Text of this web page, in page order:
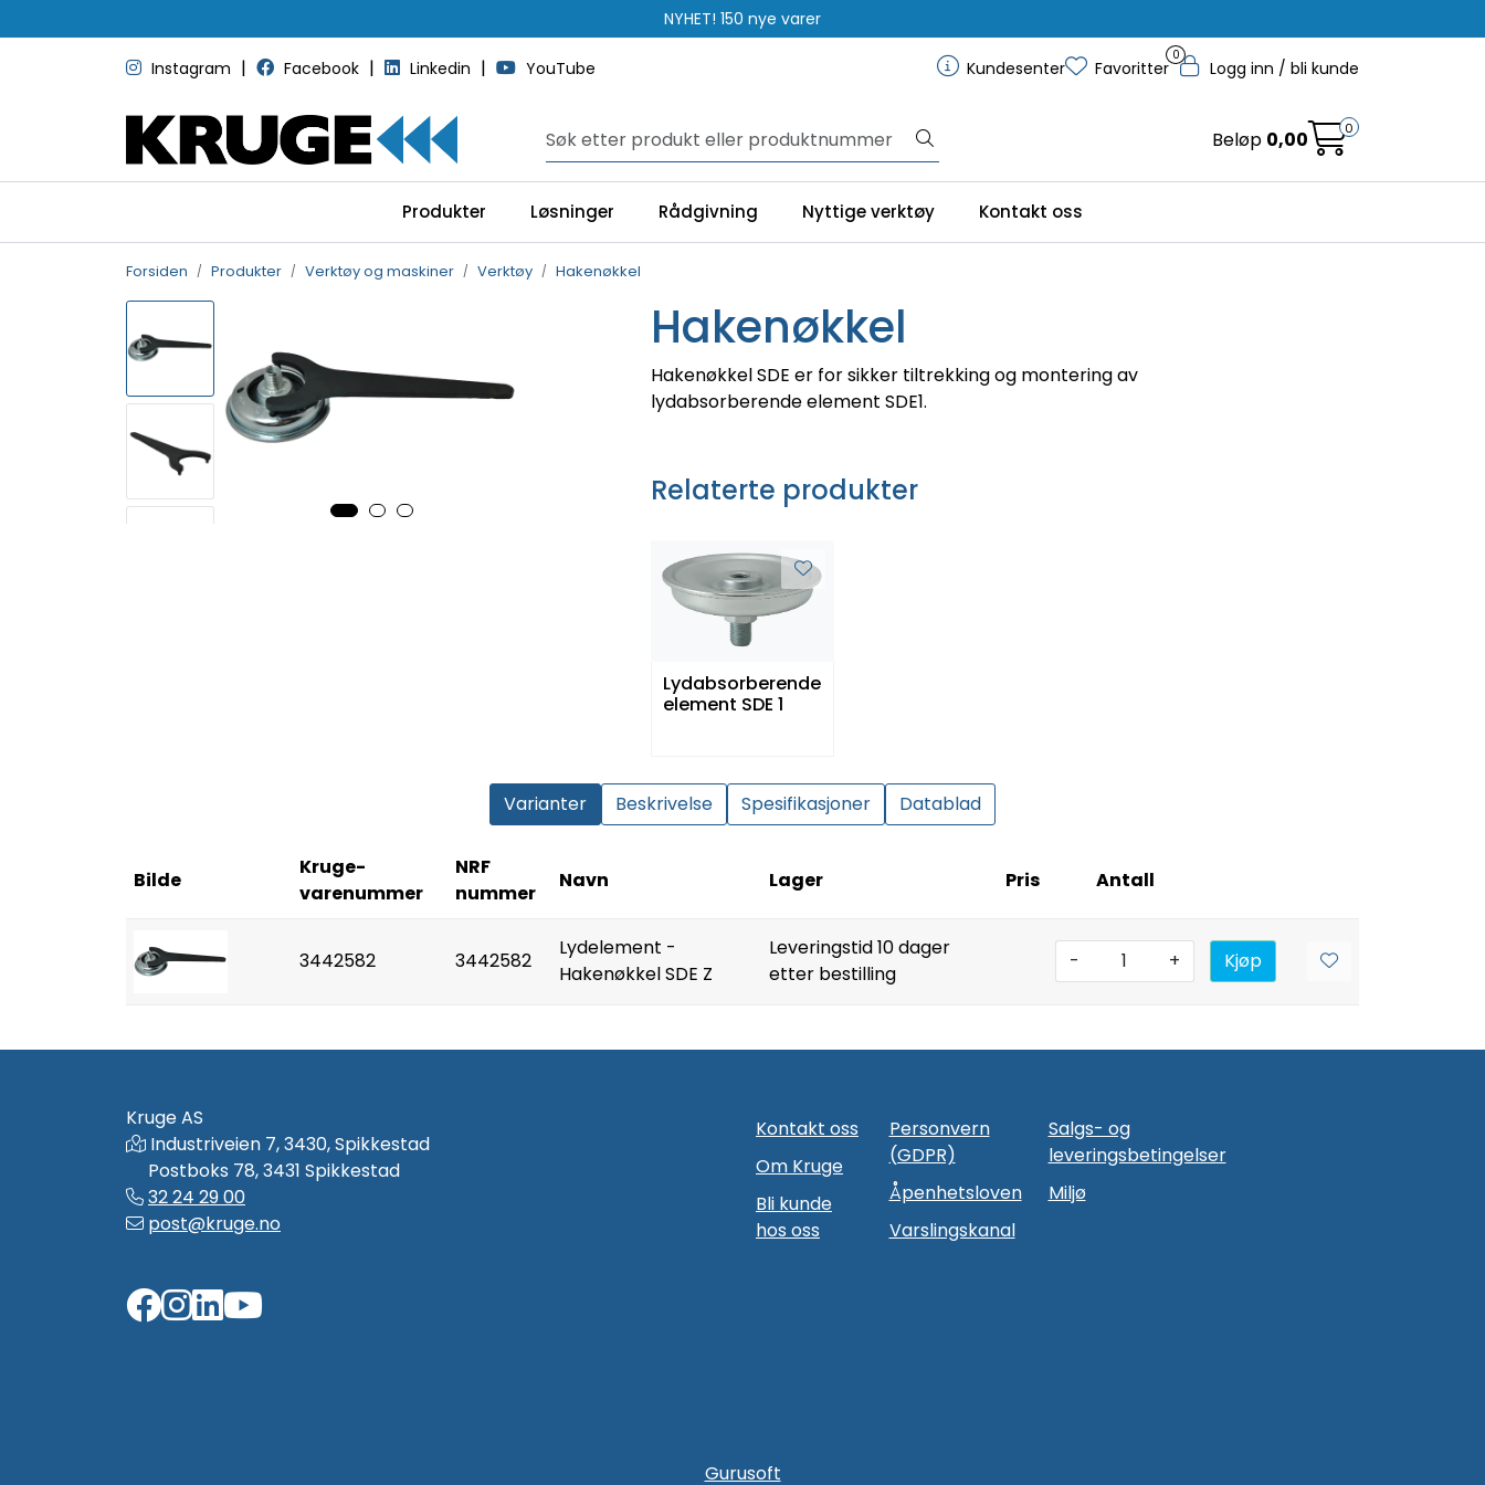
NYHET! 150 nye varer
Instagram | Facebook | Linkedin | YouTube Kundesenter
0
Favoritter Logg inn / bli kunde
Beløp 0,00 0
Produkter Løsninger Rådgivning Nyttige verktøy Kontakt oss
Forsiden Produkter Verktøy og maskiner Verktøy Hakenøkkel
Hakenøkkel
Hakenøkkel SDE er for sikker tiltrekking og montering av
lydabsorberende element SDE1.
Relaterte produkter
Lydabsorberende
element SDE 1
Varianter Beskrivelse Spesifikasjoner Datablad
Bilde
Kruge-
varenummer
NRF
nummer
Navn Lager Pris Antall
3442582 3442582
Lydelement -
Hakenøkkel SDE Z
Leveringstid 10 dager
etter bestilling
- + Kjøp
Kruge AS
Industriveien 7, 3430, Spikkestad
Postboks 78, 3431 Spikkestad
32 24 29 00
post@kruge.no
Kontakt oss
Om Kruge
Bli kunde
hos oss
Personvern
(GDPR)
Åpenhetsloven
Varslingskanal
Salgs- og
leveringsbetingelser
Miljø
Gurusoft